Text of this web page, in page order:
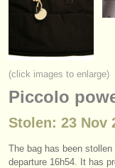
kurse
gestohlene
verzeichnisse:
orchester
(click images to enlarge)
Piccolo
Stolen: 23 Nov
The bag has been
departure 16h54. It has